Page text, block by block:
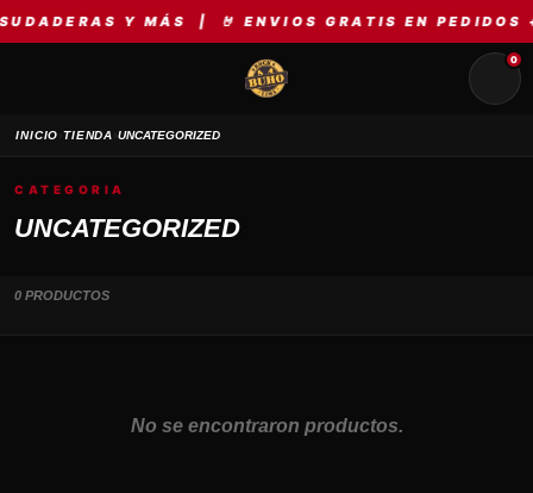
Y MÁS | 🤘 ENVIOS GRATIS EN
0
INICIO›TIENDA›UNCATEGORIZED
CATEGORIA
UNCATEGORIZED
0 PRODUCTOS
No se encontraron productos.